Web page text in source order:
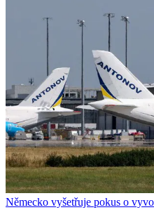
Německo vyšetřuje pokus o